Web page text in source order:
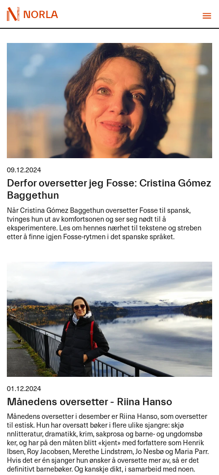
NORLA
09.12.2024
Derfor oversetter jeg Fosse: Cristina Gómez
Baggethun
Når Cristina Gómez Baggethun oversetter Fosse til spansk,
tvinges hun ut av komfortsonen og ser seg nødt til å
eksperimentere. Les om hennes nærhet til tekstene og streben
etter å finne igjen Fosse-rytmen i det spanske språket.
01.12.2024
Månedens oversetter - Riina Hanso
M​å​nedens oversetter i desember er Riina Hanso, som oversetter
til estisk. Hun har oversatt b​ø​ker i flere ulike sjangre: skj​ø​
nnlitteratur, dramatikk, krim, sakprosa og barne- og ungdomsb​ø​
ker, og har p​å den m​å​ten blitt «​kjent​» med forfattere som Henrik
Ibsen, Roy Jacobsen, Merethe Lindstr​ø​m, Jo Nesb​ø og Maria Parr.
Hvis det er ​é​n sjanger hun ​ø​nsker ​å oversette mer av, s​å er det
definitivt barneb​ø​ker. Og kanskje dikt, i samarbeid med noen.​​